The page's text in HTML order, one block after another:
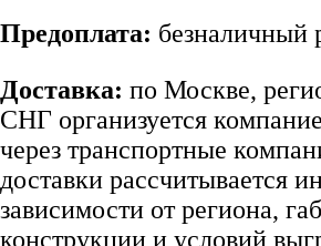
Предоплата: безналичный
Доставка: по Москве,
СНГ организуется
через транспортные
доставки рассчитывается
зависимости от региона,
конструкции и условий